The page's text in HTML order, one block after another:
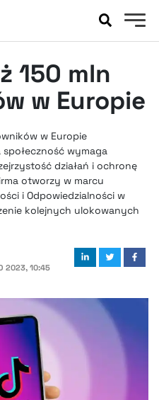
150 mln
w Europie
w Europie
społeczność wymaga
działań i ochronę
otworzy w marcu
i Odpowiedzialności w
kolejnych ulokowanych
2023, 10:45